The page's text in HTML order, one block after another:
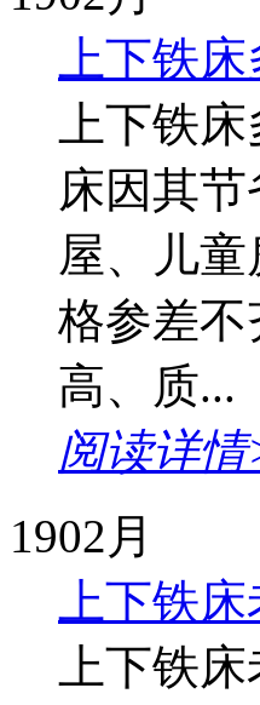
上下铁
上下铁
床因其
屋、儿
格参差
高、质...
阅读详情
1902月
上下铁
上下铁